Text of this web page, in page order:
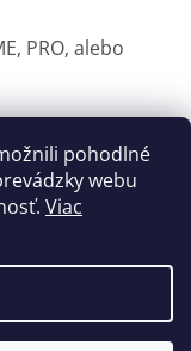
pohodlné
webu
Viac
PRO, alebo